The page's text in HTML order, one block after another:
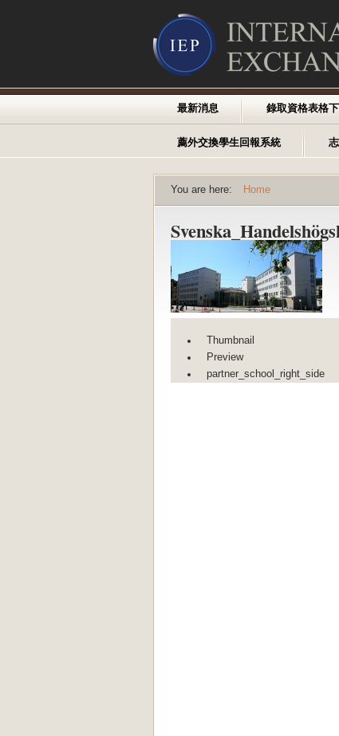
最新消息 錄取資格表格
薦外交換學生回報系統
You are here: Home
Thumbnail
Preview
partner_school_right_side